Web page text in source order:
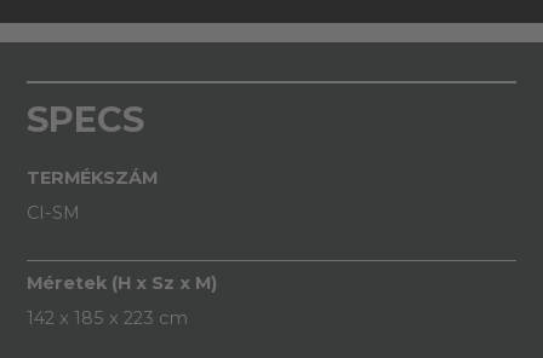
SPECS
TERMÉKSZÁM
CI-SM
Méretek (H x Sz x M)
142 x 185 x 223 cm